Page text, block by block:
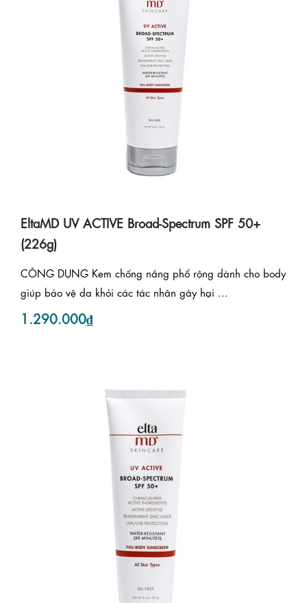
EltaMD UV ACTIVE Broad-Spectrum SPF 50+
(226g)
CÔNG DỤNG Kem chống nắng phổ rộng dành cho body
giúp bảo vệ da khỏi các tác nhân gây hại ...
1.290.000₫